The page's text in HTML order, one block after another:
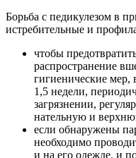
Борьба с педикулезом в
истребительные и
чтобы
распространение
гигиенические мер,
1,5 недели,
загрязнении,
нательную и
если обнаружены
необходимо
и на его одежде, и